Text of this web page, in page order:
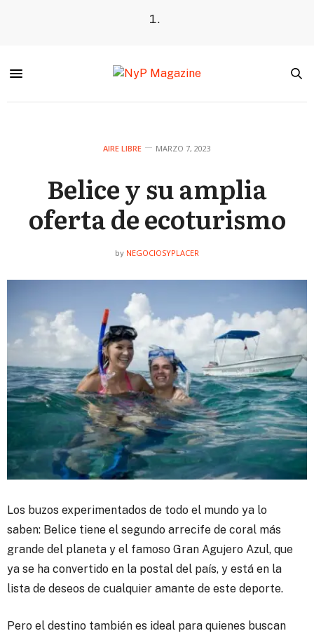
AIRE LIBRE MARZO 7, 2023
Belice y su amplia
oferta de ecoturismo
by NEGOCIOSYPLACER
Los buzos experimentados de todo el mundo ya lo
saben: Belice tiene el segundo arrecife de coral más
grande del planeta y el famoso Gran Agujero Azul, que
ya se ha convertido en la postal del país, y está en la
lista de deseos de cualquier amante de este deporte.
Pero el destino también es ideal para quienes buscan